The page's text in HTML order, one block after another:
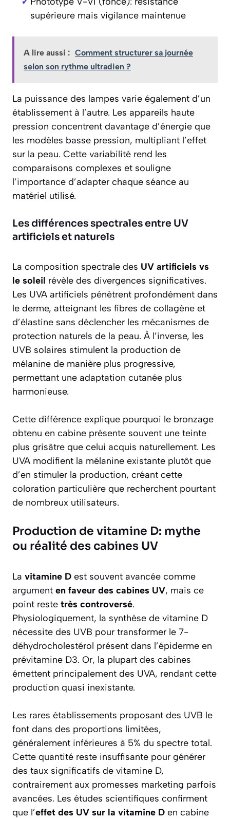
supérieure mais vigilance maintenue
A lire aussi : Comment structurer sa journée
selon son rythme ultradien ?
La puissance des lampes varie également d’un
établissement à l’autre. Les appareils haute
pression concentrent davantage d’énergie que
les modèles basse pression, multipliant l’effet
sur la peau. Cette variabilité rend les
comparaisons complexes et souligne
l’importance d’adapter chaque séance au
matériel utilisé.
Les différences spectrales entre UV
artificiels et naturels
La composition spectrale des UV artificiels vs
le soleil révèle des divergences significatives.
Les UVA artificiels pénètrent profondément dans
le derme, atteignant les fibres de collagène et
d’élastine sans déclencher les mécanismes de
protection naturels de la peau. À l’inverse, les
UVB solaires stimulent la production de
mélanine de manière plus progressive,
permettant une adaptation cutanée plus
harmonieuse.
Cette différence explique pourquoi le bronzage
obtenu en cabine présente souvent une teinte
plus grisâtre que celui acquis naturellement. Les
UVA modifient la mélanine existante plutôt que
d’en stimuler la production, créant cette
coloration particulière que recherchent pourtant
de nombreux utilisateurs.
Production de vitamine D: mythe
ou réalité des cabines UV
La vitamine D est souvent avancée comme
argument en faveur des cabines UV, mais ce
point reste très controversé.
Physiologiquement, la synthèse de vitamine D
nécessite des UVB pour transformer le 7-
déhydrocholestérol présent dans l’épiderme en
prévitamine D3. Or, la plupart des cabines
émettent principalement des UVA, rendant cette
production quasi inexistante.
Les rares établissements proposant des UVB le
font dans des proportions limitées,
généralement inférieures à 5% du spectre total.
Cette quantité reste insuffisante pour générer
des taux significatifs de vitamine D,
contrairement aux promesses marketing parfois
avancées. Les études scientifiques confirment
que l’effet des UV sur la vitamine D en cabine